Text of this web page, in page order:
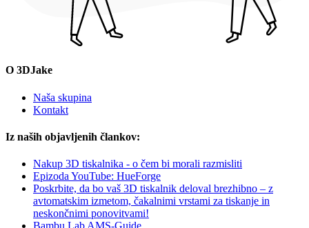
O 3DJake
Naša skupina
Kontakt
Iz naših objavljenih člankov:
Nakup 3D tiskalnika - o čem bi morali razmisliti
Epizoda YouTube: HueForge
Poskrbite, da bo vaš 3D tiskalnik deloval brezhibno – z
avtomatskim izmetom, čakalnimi vrstami za tiskanje in
neskončnimi ponovitvami!